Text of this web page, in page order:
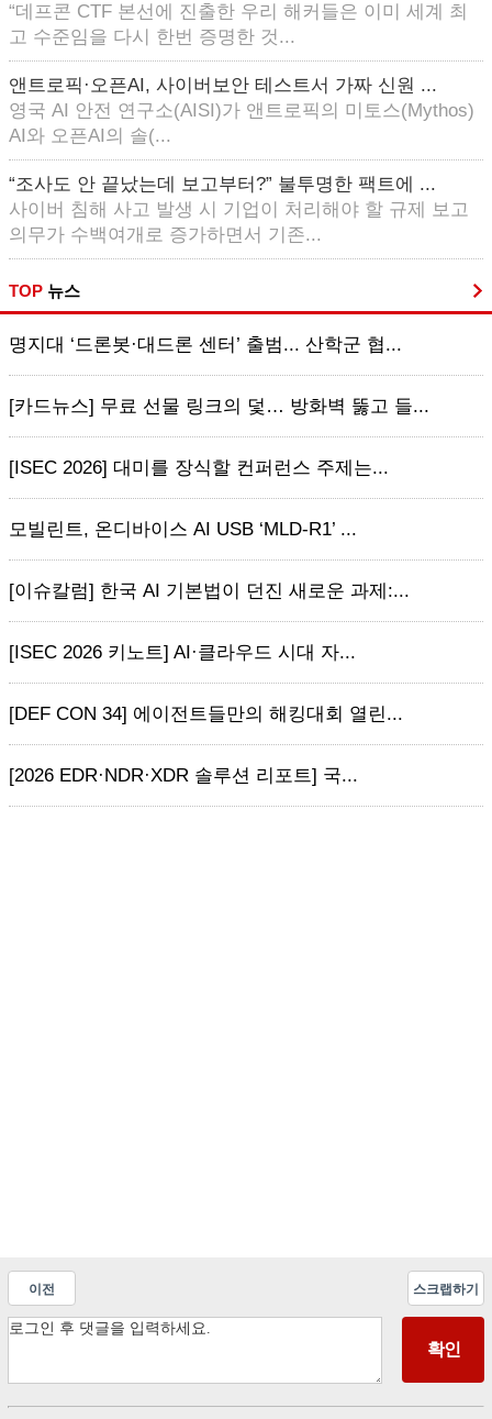
“데프콘 CTF 본선에 진출한 우리 해커들은 이미 세계 최
고 수준임을 다시 한번 증명한 것...
앤트로픽·오픈AI, 사이버보안 테스트서 가짜 신원 ...
영국 AI 안전 연구소(AISI)가 앤트로픽의 미토스(Mythos)
AI와 오픈AI의 솔(...
“조사도 안 끝났는데 보고부터?” 불투명한 팩트에 ...
사이버 침해 사고 발생 시 기업이 처리해야 할 규제 보고
의무가 수백여개로 증가하면서 기존...
TOP 뉴스
명지대 ‘드론봇·대드론 센터’ 출범... 산학군 협...
[카드뉴스] 무료 선물 링크의 덫… 방화벽 뚫고 들...
[ISEC 2026] 대미를 장식할 컨퍼런스 주제는...
모빌린트, 온디바이스 AI USB ‘MLD-R1’ ...
[이슈칼럼] 한국 AI 기본법이 던진 새로운 과제:...
[ISEC 2026 키노트] AI·클라우드 시대 자...
[DEF CON 34] 에이전트들만의 해킹대회 열린...
[2026 EDR·NDR·XDR 솔루션 리포트] 국...
이전 스크랩하기